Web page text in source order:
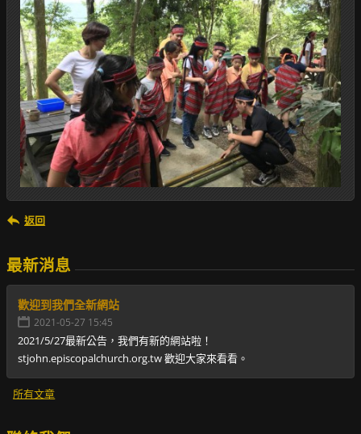
返回
最新消息
歡迎到我們全新網站
2021-05-27 15:45
2021/5/27最新公告，我們有新的網站啦！
stjohn.episcopalchurch.org.tw 歡迎大家來看看。
所有文章